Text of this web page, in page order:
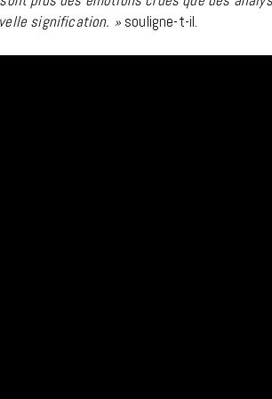
signification. »souligne-t-il.